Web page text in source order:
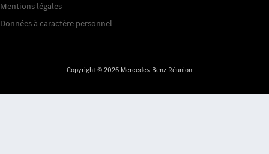
Mentions légales
Données à caractère personnel
Copyright © 2026 Mercedes-Benz Réunion